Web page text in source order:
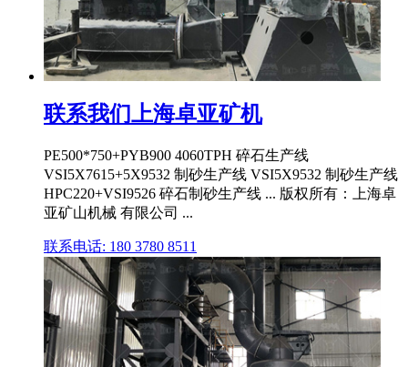
联系我们上海卓亚矿机
PE500*750+PYB900 4060TPH 碎石生产线
VSI5X7615+5X9532 制砂生产线 VSI5X9532 制砂生产线
HPC220+VSI9526 碎石制砂生产线 ... 版权所有：上海卓
亚矿山机械 有限公司 ...
联系电话: 180 3780 8511